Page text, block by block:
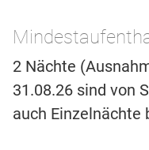
2 Nächte
31.08.26 sind von
auch Einzelnächte